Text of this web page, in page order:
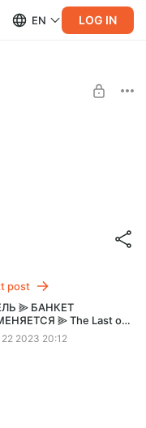
EN LOG IN
Last of Us
за 100р !!
post
⫸ БАНКЕТ
⫸ The Last of
I (#8) Жуткие
отеля. Последние
22 2023 20:12